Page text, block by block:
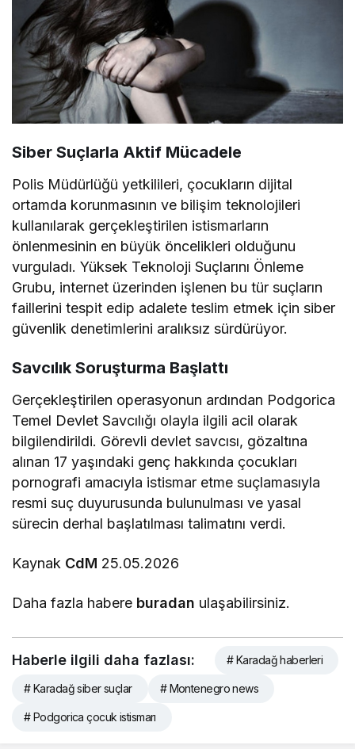
Siber Suçlarla Aktif Mücadele
Polis Müdürlüğü yetkilileri, çocukların dijital
ortamda korunmasının ve bilişim teknolojileri
kullanılarak gerçekleştirilen istismarların
önlenmesinin en büyük öncelikleri olduğunu
vurguladı. Yüksek Teknoloji Suçlarını Önleme
Grubu, internet üzerinden işlenen bu tür suçların
faillerini tespit edip adalete teslim etmek için siber
güvenlik denetimlerini aralıksız sürdürüyor.
Savcılık Soruşturma Başlattı
Gerçekleştirilen operasyonun ardından Podgorica
Temel Devlet Savcılığı olayla ilgili acil olarak
bilgilendirildi. Görevli devlet savcısı, gözaltına
alınan 17 yaşındaki genç hakkında çocukları
pornografi amacıyla istismar etme suçlamasıyla
resmi suç duyurusunda bulunulması ve yasal
sürecin derhal başlatılması talimatını verdi.
Kaynak CdM 25.05.2026
Daha fazla habere buradan ulaşabilirsiniz.
Haberle ilgili daha fazlası: # Karadağ haberleri
# Karadağ siber suçlar # Montenegro news
# Podgorica çocuk istismarı